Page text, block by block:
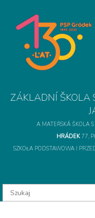
A MATEŘSKÁ ŠKOLA
HRÁDEK77,
SZKOŁA PODSTAWOWA I